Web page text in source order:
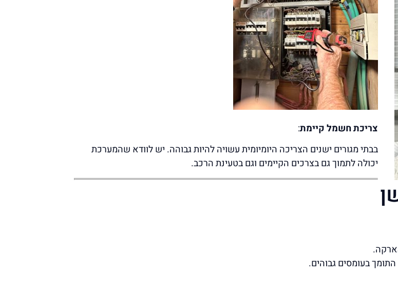
צריכת חשמל קיימת:
בבתי מגורים ישנים הצריכה היומיומית עשויה להיות גבוהה. יש לוודא שהמערכת
יכולה לתמוך גם בצרכים הקיימים וגם בטעינת הרכב.
בעומסים גבוהים.